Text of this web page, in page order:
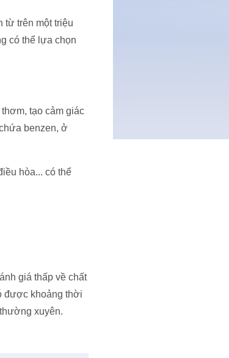
từ trên một triệu
có thể lựa chọn
tạo cảm giác
benzen, ở
hòa... có thể
giá thấp về chất
được khoảng thời
xuyên.